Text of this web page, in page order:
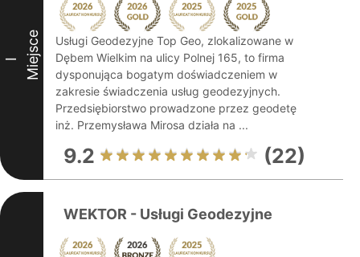
I Miejsce
Usługi Geodezyjne Top Geo, zlokalizowane w
Dębem Wielkim na ulicy Polnej 165, to firma
dysponująca bogatym doświadczeniem w
zakresie świadczenia usług geodezyjnych.
Przedsiębiorstwo prowadzone przez geodetę
inż. Przemysława Mirosa działa na ...
9.2 (22)
WEKTOR - Usługi Geodezyjne